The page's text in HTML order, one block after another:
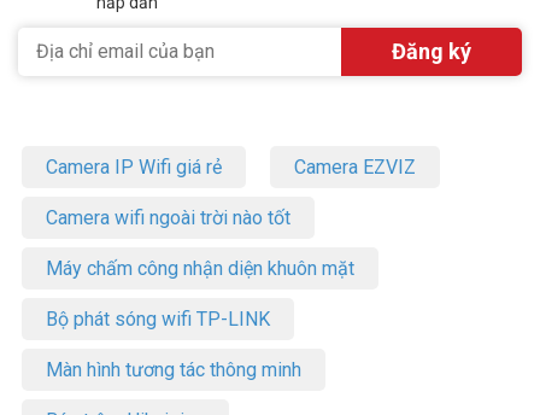
Camera IP Wifi giá rẻ Camera EZVIZ
Camera wifi ngoài trời nào tốt
Máy chấm công nhận diện khuôn mặt
Bộ phát sóng wifi TP-LINK
Màn hình tương tác thông minh